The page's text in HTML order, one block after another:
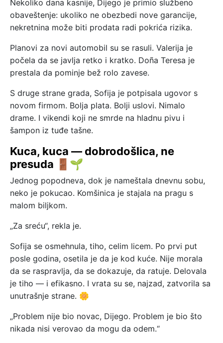
Nekoliko dana kasnije, Dijego je primio službeno
obaveštenje: ukoliko ne obezbedi nove garancije,
nekretnina može biti prodata radi pokrića rizika.
Planovi za novi automobil su se rasuli. Valerija je
počela da se javlja retko i kratko. Doña Teresa je
prestala da pominje bež rolo zavese.
S druge strane grada, Sofija je potpisala ugovor s
novom firmom. Bolja plata. Bolji uslovi. Nimalo
drame. I vikendi koji ne smrde na hladnu pivu i
šampon iz tuđe tašne.
Kuca, kuca — dobrodošlica, ne
presuda 🚪🌱
Jednog popodneva, dok je nameštala dnevnu sobu,
neko je pokucao. Komšinica je stajala na pragu s
malom biljkom.
„Za sreću“, rekla je.
Sofija se osmehnula, tiho, celim licem. Po prvi put
posle godina, osetila je da je kod kuće. Nije morala
da se raspravlja, da se dokazuje, da ratuje. Delovala
je tiho — i efikasno. I vrata su se, najzad, zatvorila sa
unutrašnje strane. 🌼
„Problem nije bio novac, Dijego. Problem je bio što
nikada nisi verovao da mogu da odem.“